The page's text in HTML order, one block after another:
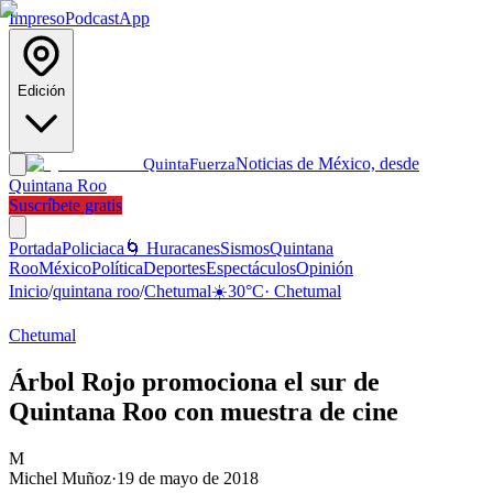
ImpresoPodcastApp
Edición
QuintaFuerzaNoticias de México, desde
Quintana Roo
Suscríbete gratis
PortadaPoliciaca 🌀 HuracanesSismosQuintana
RooMéxicoPolíticaDeportesEspectáculosOpinión
Inicio/quintana roo/Chetumal☀️30°C· Chetumal
Chetumal
Árbol Rojo promociona el sur de
Quintana Roo con muestra de cine
M
Michel Muñoz·19 de mayo de 2018